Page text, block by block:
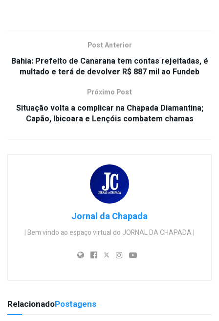
Post Anterior
Bahia: Prefeito de Canarana tem contas rejeitadas, é
multado e terá de devolver R$ 887 mil ao Fundeb
Próximo Post
Situação volta a complicar na Chapada Diamantina;
Capão, Ibicoara e Lençóis combatem chamas
Jornal da Chapada
| Bem vindo ao espaço virtual do JORNAL DA CHAPADA |
RelacionadoPostagens